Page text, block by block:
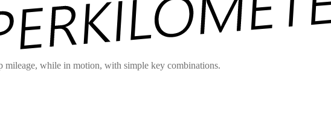
while in motion, with simple key combinations.